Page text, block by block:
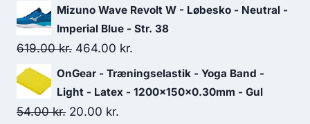
price
was:
175.00 kr..
price
is:
149.00 kr..
Mizuno Wave Revolt W - Løbesko - Neutral -
Imperial Blue - Str. 38
619.00kr. Original
price
was:
619.00 kr..
464.00 kr.
price
is:
OnGear - Træningselastik - Yoga Band -
Light - Latex - 1200x150x0.30mm - Gul
54.00kr. Original
20.00 kr.